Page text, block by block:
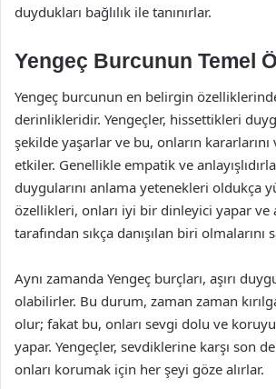
duydukları bağlılık ile tanınırlar.
Yengeç Burcunun Temel
Yengeç burcunun en belirgin
derinlikleridir. Yengeçler, hissettikleri
şekilde yaşarlar ve bu, onların
etkiler. Genellikle empatik ve
duygularını anlama yetenekleri oldukça
özellikleri, onları iyi bir dinleyici yapar ve
tarafından sıkça danışılan biri olmalarını
Aynı zamanda Yengeç burçları, aşırı
olabilirler. Bu durum, zaman zaman
olur; fakat bu, onları sevgi dolu ve
yapar. Yengeçler, sevdiklerine karşı son
onları korumak için her şeyi göze alırlar.